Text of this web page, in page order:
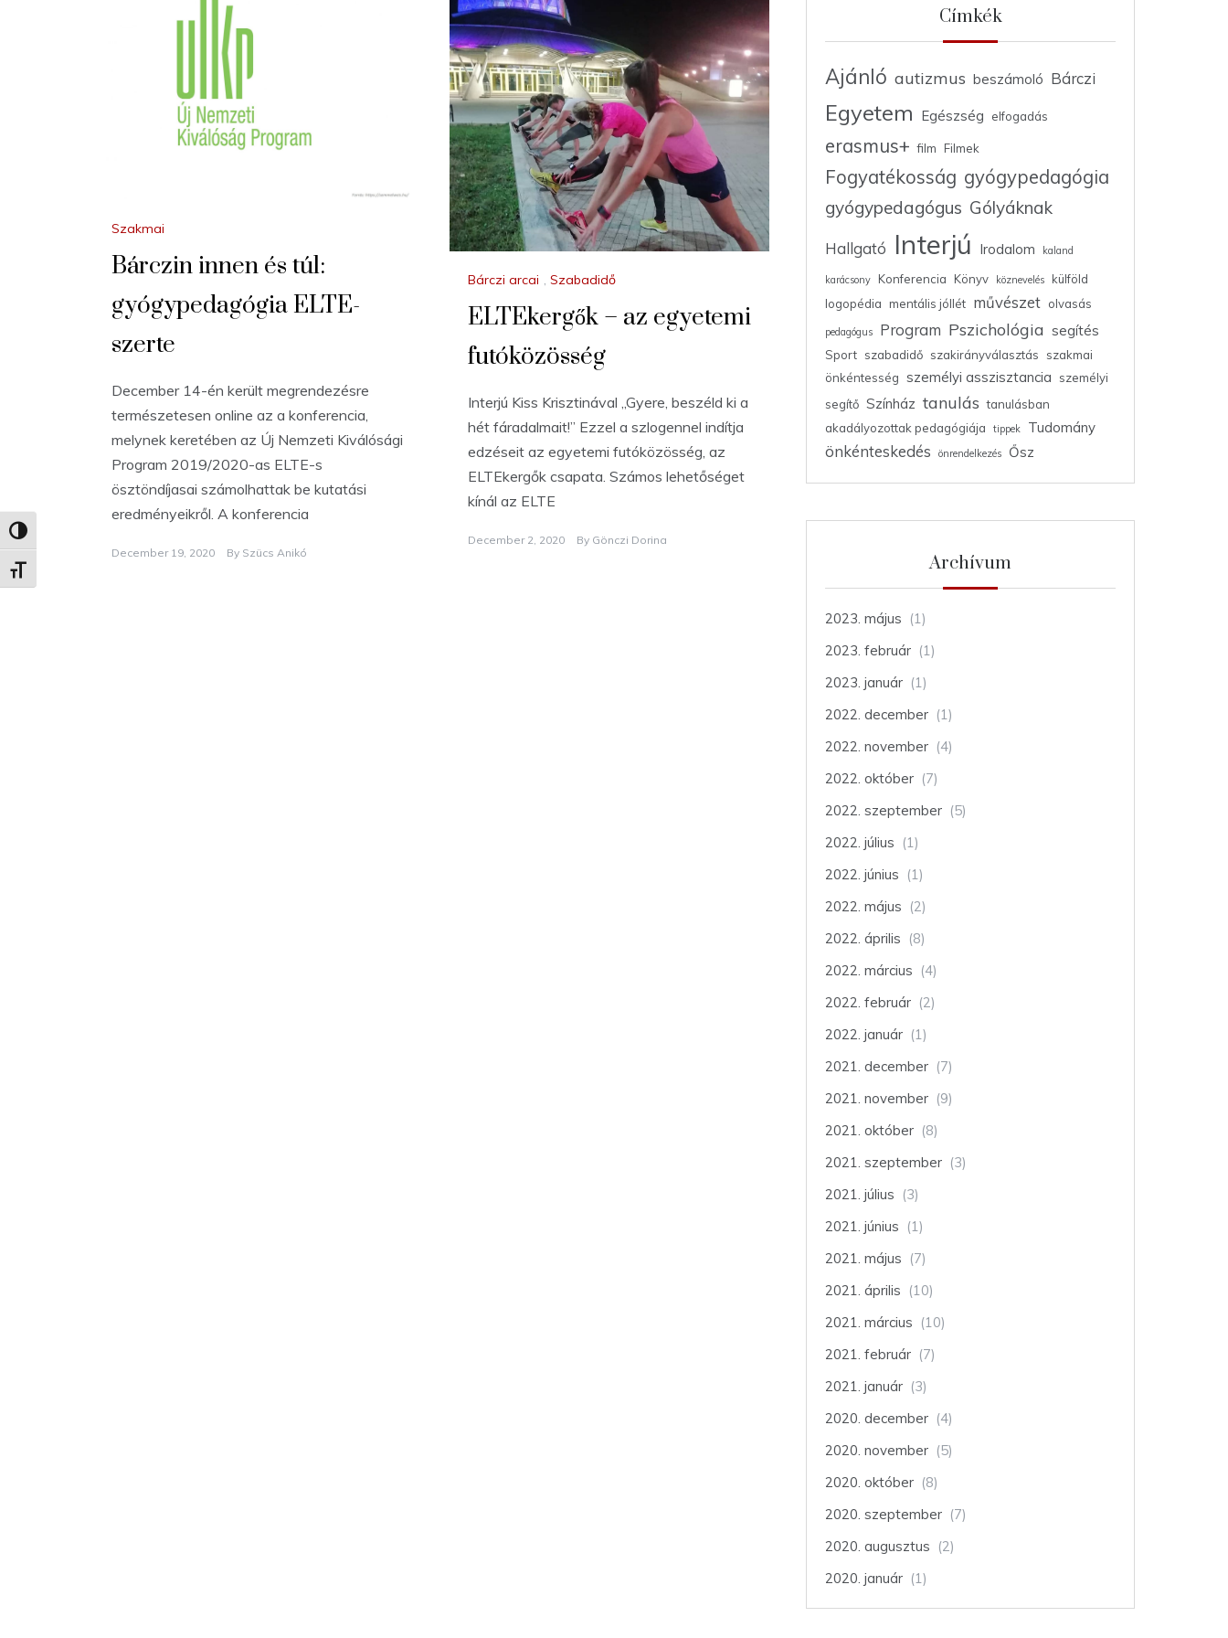
Nagy kontraszt váltása
Betűméret váltása
Szakmai
Bárczin innen és túl:
gyógypedagógia ELTE-
szerte
December 14-én került megrendezésre
természetesen online az a konferencia,
melynek keretében az Új Nemzeti Kiválósági
Program 2019/2020-as ELTE-s
ösztöndíjasai számolhattak be kutatási
eredményeikről. A konferencia
December 19, 2020 By Szücs Anikó
Bárczi arcai , Szabadidő
ELTEkergők – az egyetemi
futóközösség
Interjú Kiss Krisztinával „Gyere, beszéld ki a
hét fáradalmait!” Ezzel a szlogennel indítja
edzéseit az egyetemi futóközösség, az
ELTEkergők csapata. Számos lehetőséget
kínál az ELTE
December 2, 2020 By Gönczi Dorina
Címkék
Ajánló autizmus beszámoló Bárczi
Egyetem Egészség elfogadás
erasmus+ film Filmek
Fogyatékosság gyógypedagógia
gyógypedagógus Gólyáknak
Hallgató Interjú Irodalom kaland
karácsony Konferencia Könyv köznevelés
külföld
logopédia mentális jóllét művészet olvasás
pedagógus Program Pszichológia segítés
Sport szabadidő szakirányválasztás
szakmai
önkéntesség személyi asszisztancia
személyi
segítő Színház tanulás tanulásban
akadályozottak pedagógiája
tippek Tudomány
önkénteskedés önrendelkezés Ősz
Archívum
2023. május (1)
2023. február (1)
2023. január (1)
2022. december (1)
2022. november (4)
2022. október (7)
2022. szeptember (5)
2022. július (1)
2022. június (1)
2022. május (2)
2022. április (8)
2022. március (4)
2022. február (2)
2022. január (1)
2021. december (7)
2021. november (9)
2021. október (8)
2021. szeptember (3)
2021. július (3)
2021. június (1)
2021. május (7)
2021. április (10)
2021. március (10)
2021. február (7)
2021. január (3)
2020. december (4)
2020. november (5)
2020. október (8)
2020. szeptember (7)
2020. augusztus (2)
2020. január (1)